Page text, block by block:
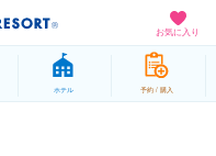
お気に入り
ホテル 予約 / 購入